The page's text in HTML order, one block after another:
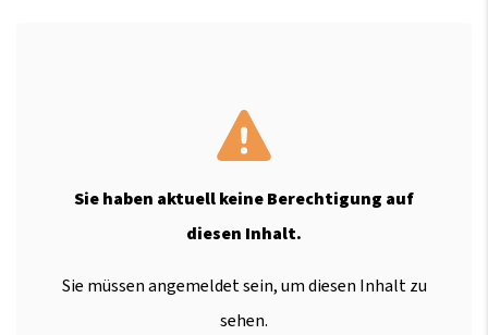
Sie haben aktuell keine Berechtigung auf
diesen Inhalt.
Sie müssen angemeldet sein, um diesen Inhalt zu
sehen.